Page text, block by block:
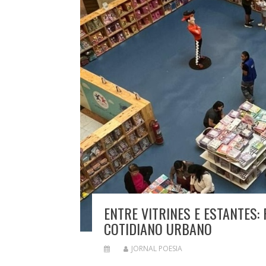
ENTRE VITRINES E
COTIDIANO URBANO
JORNAL POESIA